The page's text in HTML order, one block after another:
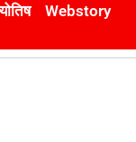
Webstory